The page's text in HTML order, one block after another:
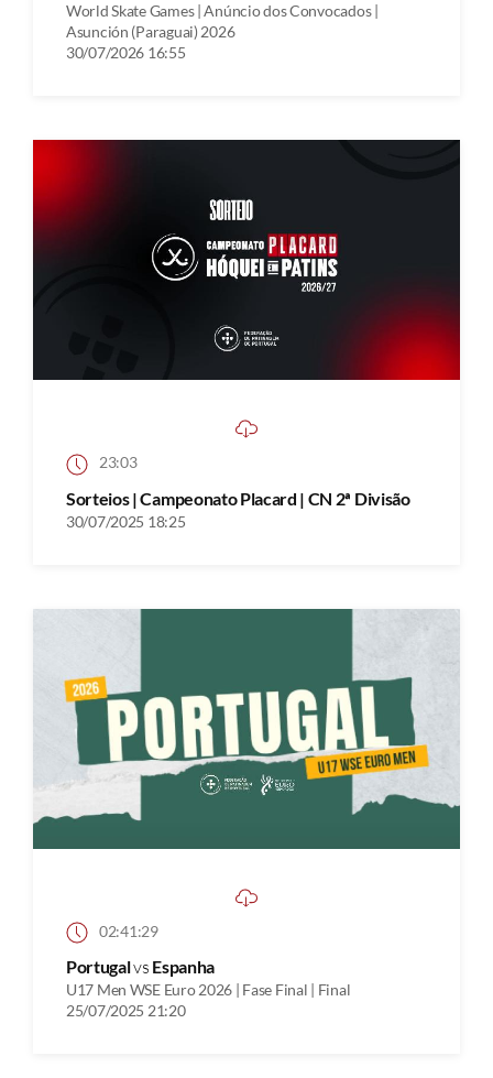
World Skate Games | Anúncio dos Convocados |
Asunción (Paraguai) 2026
30/07/2026 16:55
23:03
Sorteios | Campeonato Placard | CN 2ª Divisão
30/07/2025 18:25
02:41:29
Portugalvs Espanha
U17 Men WSE Euro 2026 | Fase Final | Final
25/07/2025 21:20